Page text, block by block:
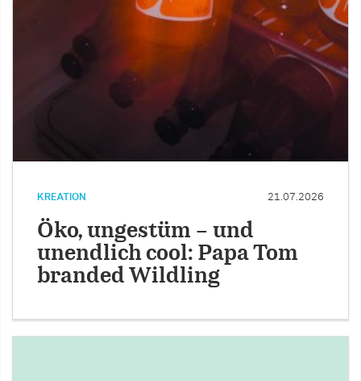
KREATION 21.07.2026
Öko, ungestüm – und
unendlich cool: Papa Tom
branded Wildling